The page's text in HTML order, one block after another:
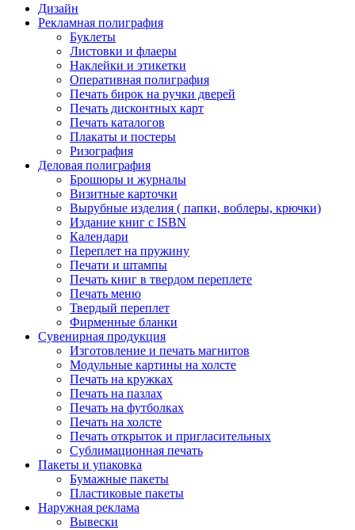
Дизайн
Рекламная полиграфия
Буклеты
Листовки и флаеры
Наклейки и этикетки
Оперативная полиграфия
Печать бирок на ручки дверей
Печать дисконтных карт
Печать каталогов
Плакаты и постеры
Ризография
Деловая полиграфия
Брошюры и журналы
Визитные карточки
Вырубные изделия ( папки, воблеры, крючки)
Издание книг с ISBN
Календари
Переплет на пружину
Печати и штампы
Печать книг в твердом переплете
Печать меню
Твердый переплет
Фирменные бланки
Сувенирная продукция
Изготовление и печать магнитов
Модульные картины на холсте
Печать на кружках
Печать на пазлах
Печать на футболках
Печать на холсте
Печать открыток и пригласительных
Сублимационная печать
Пакеты и упаковка
Бумажные пакеты
Пластиковые пакеты
Наружная реклама
Вывески